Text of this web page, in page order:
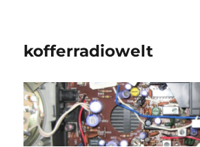
kofferradiowelt